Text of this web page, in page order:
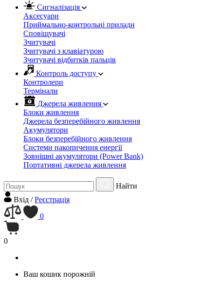
Сигналізація
Аксесуари
Приймально-контрольні прилади
Сповіщувачі
Зчитувачі
Зчитувачі з клавіатурою
Зчитувачі відбитків пальців
Контроль доступу
Контролери
Термінали
Джерела живлення
Блоки живлення
Джерела безперебійного живлення
Акумулятори
Блоки безперебійного живлення
Системи накопичення енергії
Зовнішні акумулятори (Power Bank)
Портативні джерела живлення
Найти
Вхiд /Реєстрація
0
0
Ваш кошик порожній